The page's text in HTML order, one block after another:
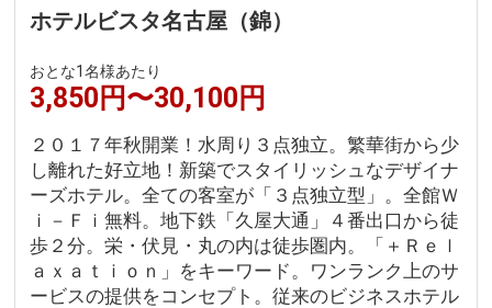
ホテルビスタ名古屋（錦）
おとな1名様あたり
3,850円〜30,100円
２０１７年秋開業！水周り３点独立。繁華街から少
し離れた好立地！新築でスタイリッシュなデザイナ
ーズホテル。全ての客室が「３点独立型」。全館Ｗ
ｉ－Ｆｉ無料。地下鉄「久屋大通」４番出口から徒
歩２分。栄・伏見・丸の内は徒歩圏内。「＋Ｒｅｌ
ａｘａｔｉｏｎ」をキーワード。ワンランク上のサ
ービスの提供をコンセプト。従来のビジネスホテル